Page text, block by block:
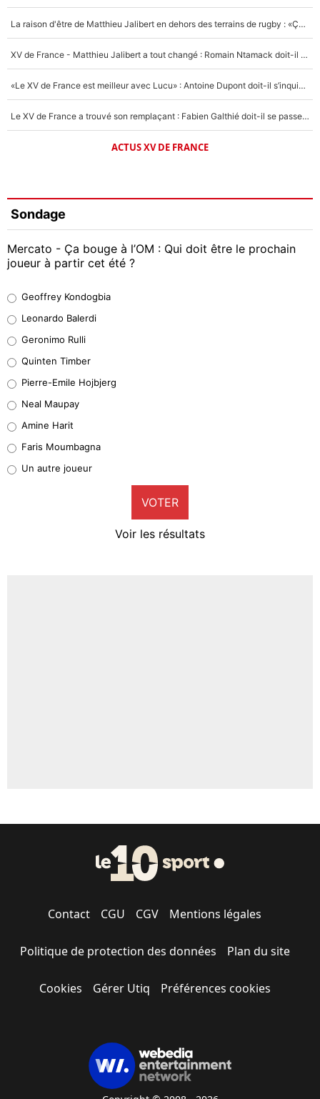
La raison d'être de Matthieu Jalibert en dehors des terrains de rugby : «Ça m'atteint autant que si tu touches à un membre de ma famille»
XV de France - Matthieu Jalibert a tout changé : Romain Ntamack doit-il s’inquiéter pour sa place à un an de la Coupe du monde ?
«Le XV de France est meilleur avec Lucu» : Antoine Dupont doit-il s’inquiéter pour sa place ?
Le XV de France a trouvé son remplaçant : Fabien Galthié doit-il se passer d'Antoine Dupont ?
ACTUS XV DE FRANCE
Sondage
Mercato - Ça bouge à l’OM : Qui doit être le prochain
joueur à partir cet été ?
38%
32%
5%
1%
9%
Geoffrey Kondogbia
Leonardo Balerdi
Geronimo Rulli
Quinten Timber
Pierre-Emile Hojbjerg
Neal Maupay
Amine Harit
Faris Moumbagna
Un autre joueur
VOTER
Voir les résultats
Contact CGU CGV Mentions légales
Politique de protection des données Plan du site
Cookies Gérer Utiq Préférences cookies